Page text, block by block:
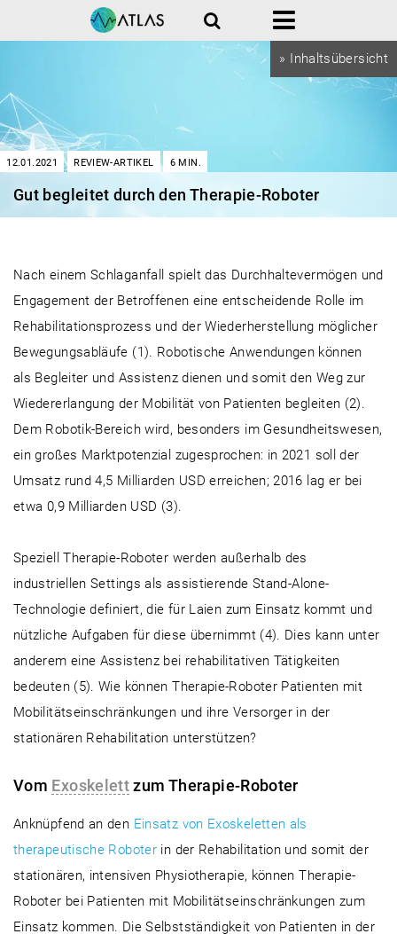
» Inhaltsübersicht
Suche Menü
12.01.2021 REVIEW-ARTIKEL 6 MIN.
Gut begleitet durch den Therapie-Roboter
Nach einem Schlaganfall spielt das Durchhaltevermögen und
Engagement der Betroffenen eine entscheidende Rolle im
Rehabilitationsprozess und der Wiederherstellung möglicher
Bewegungsabläufe (1). Robotische Anwendungen können
als Begleiter und Assistenz dienen und somit den Weg zur
Wiedererlangung der Mobilität von Patienten begleiten (2).
Dem Robotik-Bereich wird, besonders im Gesundheitswesen,
ein großes Marktpotenzial zugesprochen: in 2021 soll der
Umsatz rund 4,5 Milliarden USD erreichen; 2016 lag er bei
etwa 0,9 Milliarden USD (3).
Speziell Therapie-Roboter werden außerhalb des
industriellen Settings als assistierende Stand-Alone-
Technologie definiert, die für Laien zum Einsatz kommt und
nützliche Aufgaben für diese übernimmt (4). Dies kann unter
anderem eine Assistenz bei rehabilitativen Tätigkeiten
bedeuten (5). Wie können Therapie-Roboter Patienten mit
Mobilitätseinschränkungen und ihre Versorger in der
stationären Rehabilitation unterstützen?
Vom Exoskelett zum Therapie-Roboter
Anknüpfend an den Einsatz von Exoskeletten als
therapeutische Roboter in der Rehabilitation und somit der
stationären, intensiven Physiotherapie, können Therapie-
Roboter bei Patienten mit Mobilitätseinschränkungen zum
Einsatz kommen. Die Selbstständigkeit von Patienten in der